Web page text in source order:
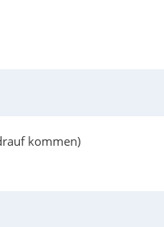
kommen)